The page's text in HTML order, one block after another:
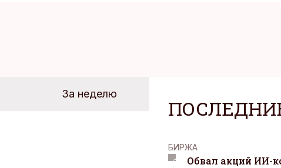
За неделю
БИРЖА
Обвал акций ИИ-